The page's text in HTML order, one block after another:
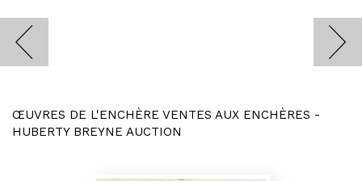
ŒUVRES DE L'ENCHÈRE VENTES AUX ENCHÈRES -
HUBERTY BREYNE AUCTION